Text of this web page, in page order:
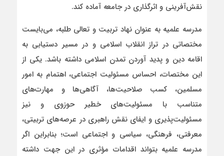
نقش‌آفرینی و اثرگذاری در جامعه آماده کند.
مدرسه علمیه به عنوان نهاد تربیت و تعالی طلبه، می‌بایست
مختصاتی در تراز انقلاب اسلامی و در مسیر دستیابی به
اقامه دین و پدید آوردن تمدن اسلامی داشته باشد. یکی از
این مختصات، احساس مسئولیت اجتماعی، اهتمام به امور
مسلمین، کسب صلاحیت‌ها، آگاهی‌ها و مهارت‌های
متناسب با مسئولیت‌های خطیر حوزوی و نیز
مسئولیت‌پذیری و ایفای نقش راهبری در عرصه‌های تربیتی،
معرفتی، فرهنگی،‌ سیاسی و اجتماعی است؛ بنابراین اگر
مدرسه علمیه بتواند اقدامات مؤثری در این جهت داشته